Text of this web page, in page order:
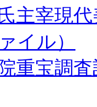
主宰現
イル）
重宝調